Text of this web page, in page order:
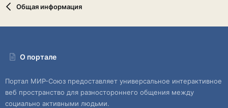
Общая информация
О портале
Портал МИР-Союз предоставляет универсальное интерактивное
веб пространство для разностороннего общения между
социально активными людьми.